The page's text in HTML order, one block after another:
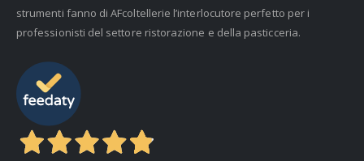
strumenti fanno di AFcoltellerie l’interlocutore perfetto per i
professionisti del settore ristorazione e della pasticceria.